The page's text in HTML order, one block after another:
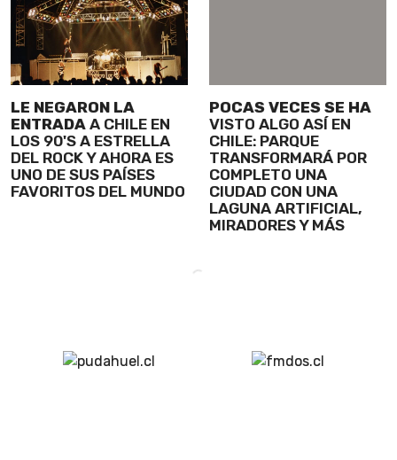
LE NEGARON LA
ENTRADA A CHILE EN
LOS 90'S A ESTRELLA
DEL ROCK Y AHORA ES
UNO DE SUS PAÍSES
FAVORITOS DEL MUNDO
POCAS VECES SE HA
VISTO ALGO ASÍ EN
CHILE: PARQUE
TRANSFORMARÁ POR
COMPLETO UNA
CIUDAD CON UNA
LAGUNA ARTIFICIAL,
MIRADORES Y MÁS